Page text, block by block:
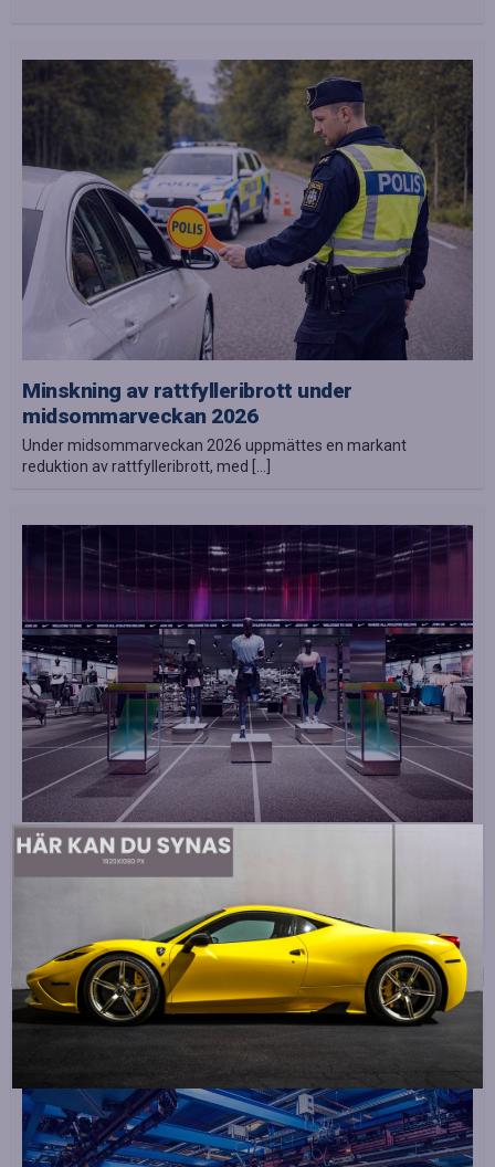
Minskning av rattfylleribrott under
midsommarveckan 2026
Under midsommarveckan 2026 uppmättes en markant
reduktion av rattfylleribrott, med […]
Walley stärker sin position inom nordisk
sporthandel med INTERSPORT
Walley fortsätter sin expansion inom den nordiska sporthandeln.
INTERSPORT väljer […]